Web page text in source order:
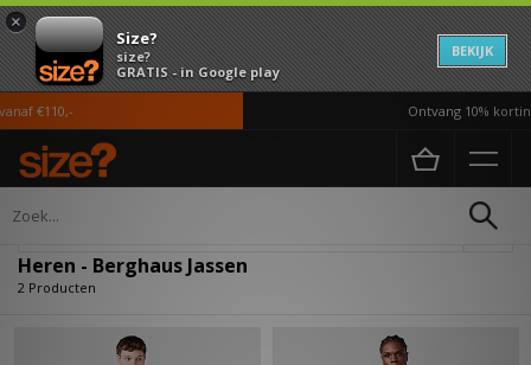
×
Size?
size?
GRATIS - in Google play
BEKIJK
€110,- Ontvang 10%
Home Heren
Heren - Berghaus Jassen
2 Producten